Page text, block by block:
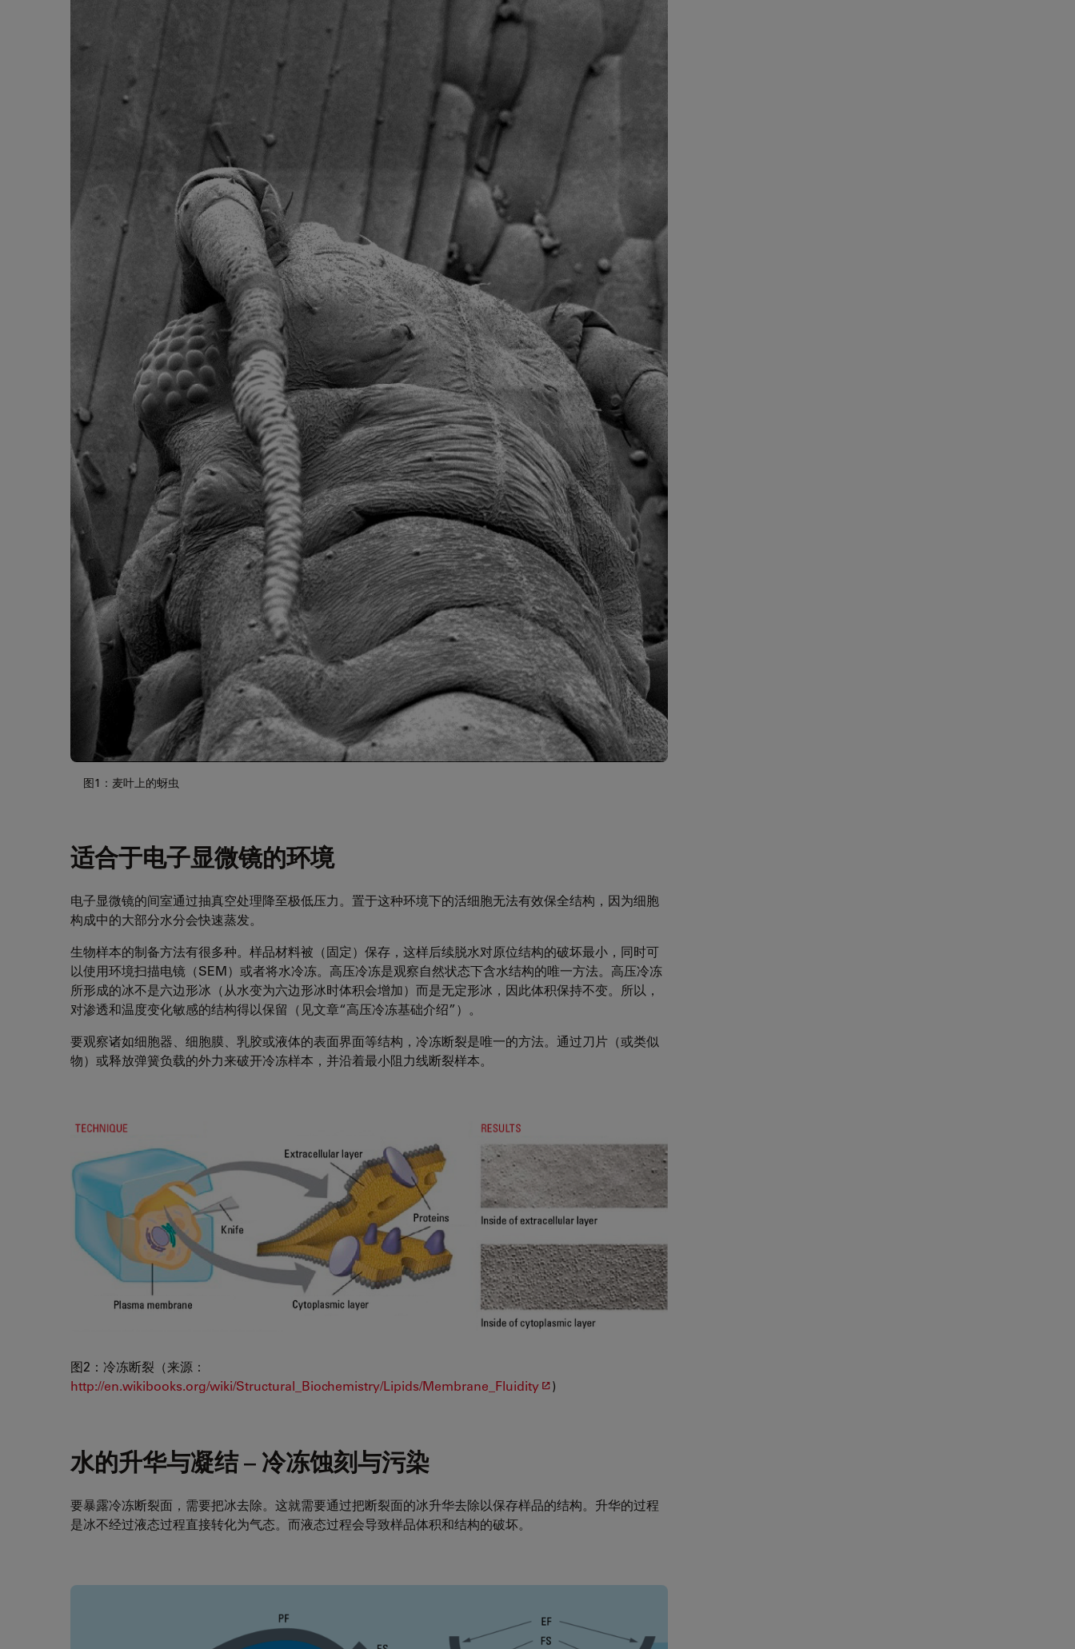
图1：麦叶上的蚜虫
适合于电子显微镜的环境
电子显微镜的间室通过抽真空处理降至极低压力。置于这种环境下的活细胞无法有效保全结构，因为细胞
构成中的大部分水分会快速蒸发。
生物样本的制备方法有很多种。样品材料被（固定）保存，这样后续脱水对原位结构的破坏最小，同时可
以使用环境扫描电镜（SEM）或者将水冷冻。高压冷冻是观察自然状态下含水结构的唯一方法。高压冷冻
所形成的冰不是六边形冰（从水变为六边形冰时体积会增加）而是无定形冰，因此体积保持不变。所以，
对渗透和温度变化敏感的结构得以保留（见文章“高压冷冻基础介绍”）。
要观察诸如细胞器、细胞膜、乳胶或液体的表面界面等结构，冷冻断裂是唯一的方法。通过刀片（或类似
物）或释放弹簧负载的外力来破开冷冻样本，并沿着最小阻力线断裂样本。
图2：冷冻断裂（来源：
http://en.wikibooks.org/wiki/Structural_Biochemistry/Lipids/Membrane_Fluidity
)
水的升华与凝结 – 冷冻蚀刻与污染
要暴露冷冻断裂面，需要把冰去除。这就需要通过把断裂面的冰升华去除以保存样品的结构。升华的过程
是冰不经过液态过程直接转化为气态。而液态过程会导致样品体积和结构的破坏。